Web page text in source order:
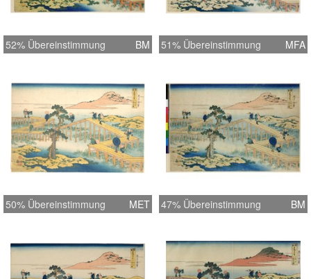
52% Übereinstimmung BM 51% Übereinstimmung MFA
50% Übereinstimmung MET 47% Übereinstimmung BM